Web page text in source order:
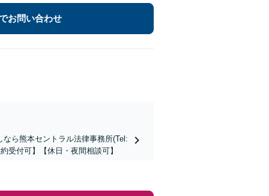
お問い合わせ
ら熊本セントラル法律事務所(Tel:
受付可】【休日・夜間相談可】